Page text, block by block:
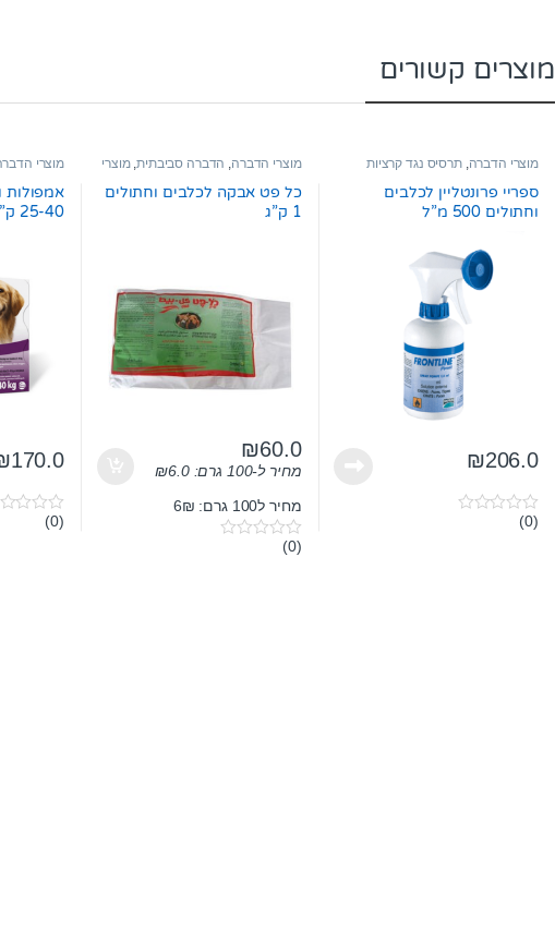
מוצרים קשורים
מוצרי הדברה ,תרסיס נגד קרציות
ספריי פרונטליין לכלבים
וחתולים 500 מ”ל
₪206.0
0(0)
מוצרי הדברה הדברה סביבתית,מוצרי
כל פט אבקה לכלבים וחתולים
1 ק”ג
₪60.0
מחיר ל-100 גרם: ₪6.0
מחיר ל100 גרם: 6₪
0
(0)
מוצרי
אמפולות
25-40 ק”ג
170.0
0(0)